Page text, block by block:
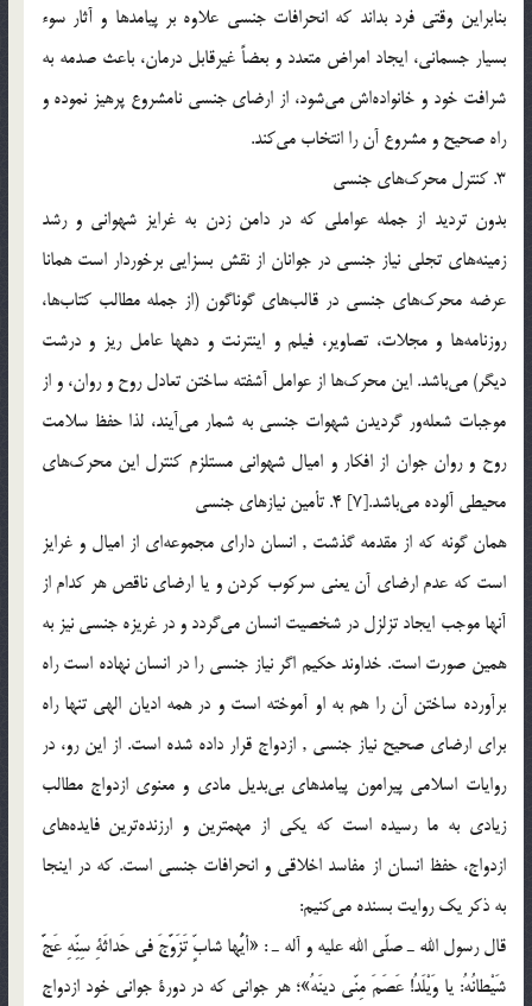
بنابراين وقتي فرد بداند كه انحرافات جنسي علاوه بر پيامدها و آثار سوء
بسيار جسماني، ايجاد امراض متعدد و بعضاً غيرقابل درمان، باعث صدمه به
شرافت خود و خانواده‎اش مي‎شود، از ارضاي جنسي نامشروع پرهيز نموده و
راه صحيح و مشروع آن را انتخاب مي‎كند.
3. كنترل محرك‎هاي جنسي
بدون ترديد از جمله عواملي كه در دامن زدن به غرايز شهواني و رشد
زمينه‎هاي تجلي نياز جنسي در جوانان از نقش بسزايي برخوردار است همانا
عرضه محرك‎هاي جنسي در قالب‎هاي گوناگون (از جمله مطالب كتاب‎ها،
روزنامه‎ها و مجلات، تصاوير، فيلم و اينترنت و دهها عامل ريز و درشت
ديگر) مي‎باشد. اين محرك‎ها از عوامل آشفته ساختن تعادل روح و روان، و از
موجبات شعله‎ور گرديدن شهوات جنسي به شمار مي‎آيند، لذا حفظ سلامت
روح و روان جوان از افكار و اميال شهواني مستلزم كنترل اين محرك‎هاي
محيطي آلوده مي‎باشد.[7] 4. تأمين نيازهاي جنسي
همان گونه كه از مقدمه گذشت , انسان داراي مجموعه‎اي از اميال و غرايز
است كه عدم ارضاي آن يعني سركوب كردن و يا ارضاي ناقص هر كدام از
آنها موجب ايجاد تزلزل در شخصيت انسان مي‎گردد و در غريزه جنسي نيز به
همين صورت است. خداوند حكيم اگر نياز جنسي را در انسان نهاده است راه
برآورده ساختن آن را هم به او آموخته است و در همه اديان الهي تنها راه
براي ارضاي صحيح نياز جنسي , ازدواج قرار داده شده است. از اين رو، در
روايات اسلامي پيرامون پيامدهاي بي‎بديل مادي و معنوي ازدواج مطالب
زيادي به ما رسيده است كه يكي از مهمترين و ارزنده‎ترين فايده‎هاي
ازدواج، حفظ انسان از مفاسد اخلاقي و انحرافات جنسي است. كه در اينجا
به ذكر يك روايت بسنده مي‎كنيم:
قال رسول الله ـ صلّي الله عليه و آله ـ : «أيُّها شابٍّ تَزَوَّجَ في حَداثَةِ سِنِّهِ عَجَّ
شَيْطانُهُ: يا وَيْلَدُ! عَصَمَ مِنّي دينَهُ»؛ هر جواني كه در دورة جواني خود ازدواج